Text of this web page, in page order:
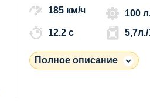
185 км/ч
100
12.2 c
Полное описание